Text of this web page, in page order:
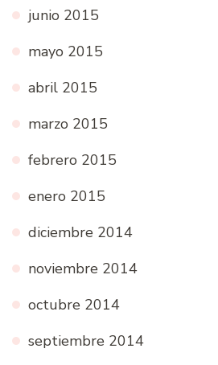
junio 2015
mayo 2015
abril 2015
marzo 2015
febrero 2015
enero 2015
diciembre 2014
noviembre 2014
octubre 2014
septiembre 2014